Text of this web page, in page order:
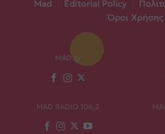
Mad
Editorial Policy
Όροι Χρήσης
MAD.gr
MAD RADIO 106,2